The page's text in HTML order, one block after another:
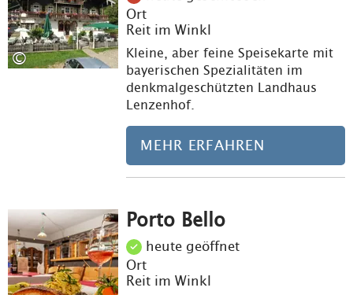
©
Ort
Reit im Winkl
Kleine, aber feine Speisekarte mit
bayerischen Spezialitäten im
denkmalgeschützten Landhaus
Lenzenhof.
MEHR ERFAHREN
Porto Bello
heute geöffnet
Ort
Reit im Winkl